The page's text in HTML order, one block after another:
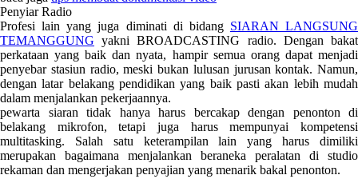
Penyiar Radio
Profesi lain yang juga diminati di bidang SIARAN LANGSUNG
TEMANGGUNG yakni BROADCASTING radio. Dengan bakat
perkataan yang baik dan nyata, hampir semua orang dapat menjadi
penyebar stasiun radio, meski bukan lulusan jurusan kontak. Namun,
dengan latar belakang pendidikan yang baik pasti akan lebih mudah
dalam menjalankan pekerjaannya.
pewarta siaran tidak hanya harus bercakap dengan penonton di
belakang mikrofon, tetapi juga harus mempunyai kompetensi
multitasking. Salah satu keterampilan lain yang harus dimiliki
merupakan bagaimana menjalankan beraneka peralatan di studio
rekaman dan mengerjakan penyajian yang menarik bakal penonton.